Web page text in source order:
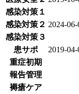
感染対策１
感染対策２ 2024-06-
感染対策３
患サポ
2019-04-
重症初期
報告管理
褥瘡ケア